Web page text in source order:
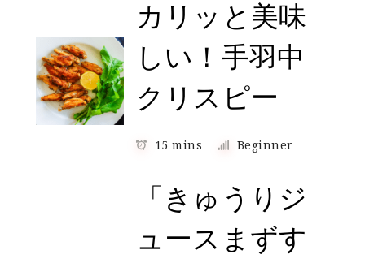
カリッと美味
しい！手羽中
クリスピー
15 mins Beginner
「きゅうりジ
ュースまずす